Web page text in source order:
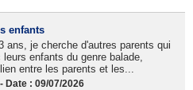
enfants
ans, je cherche d'autres parents qui
enfants du genre balade,
entre les parents et les...
Date : 09/07/2026